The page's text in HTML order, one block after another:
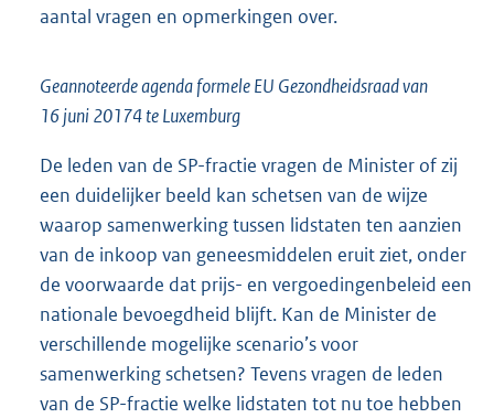
aantal vragen en opmerkingen over.
Geannoteerde agenda formele EU Gezondheidsraad van
16 juni 20174 te Luxemburg
De leden van de SP-fractie vragen de Minister of zij
een duidelijker beeld kan schetsen van de wijze
waarop samenwerking tussen lidstaten ten aanzien
van de inkoop van geneesmiddelen eruit ziet, onder
de voorwaarde dat prijs- en vergoedingenbeleid een
nationale bevoegdheid blijft. Kan de Minister de
verschillende mogelijke scenario’s voor
samenwerking schetsen? Tevens vragen de leden
van de SP-fractie welke lidstaten tot nu toe hebben